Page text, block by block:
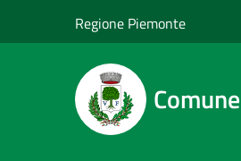
Regione Piemonte